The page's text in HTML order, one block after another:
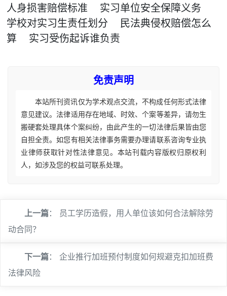
人身损害赔偿标准
实习单位安全保障义务
学校对实习生责任划分
民法典侵权赔偿怎么
算
实习受伤起诉谁负责
免责声明
本站所刊资讯仅为学术观点交流，不构成任何形式法律
意见建议。法律适用存在地域、时效、个案等差异，请勿生
搬硬套处理具体个案纠纷，由此产生的一切法律后果皆由您
自担全责。如您有相关法律事务需要办理请联系咨询专业执
业律师获取针对性法律意见。本站刊载内容版权归原权利
人，如涉及您的权益可联系处理。
上一篇： 员工学历造假，用人单位该如何合法解除劳
动合同？
下一篇： 企业推行加班预付制度如何规避克扣加班费
法律风险